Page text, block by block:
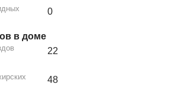
0
в доме
22
48